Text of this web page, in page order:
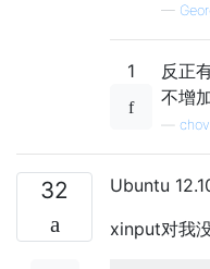
—
1
反正
不增
32
Ubuntu
xinput对我